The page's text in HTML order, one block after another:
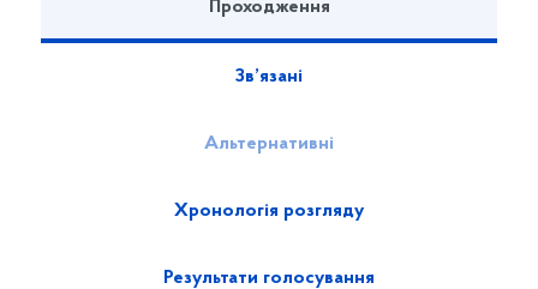
Проходження
Зв’язані
Альтернативні
Хронологія розгляду
Результати голосування